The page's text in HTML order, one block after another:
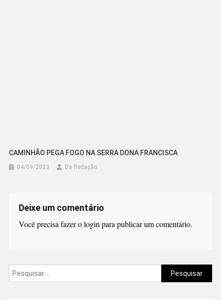
CAMINHÃO PEGA FOGO NA SERRA DONA FRANCISCA
04/09/2023 Da Redação
Deixe um comentário
Você precisa fazer ologinpara publicar um comentário.
Pesquisar
por: